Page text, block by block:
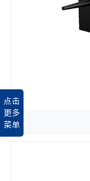
点击
更多
菜单